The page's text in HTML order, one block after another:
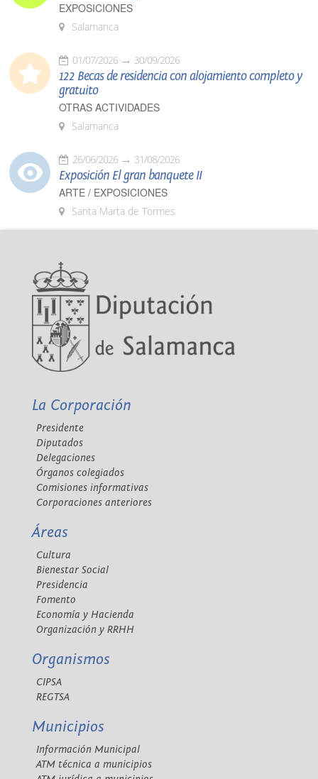
EXPOSICIONES
Salamanca
01/07/2026 30/09/2026
122 Becas de residencia con alojamiento completo y
gratuito
OTRAS ACTIVIDADES
Salamanca
26/06/2026 31/08/2026
Exposición El gran banquete II
ARTE / EXPOSICIONES
Santa Marta de Tormes
La Corporación
Presidente
Diputados
Delegaciones
Órganos colegiados
Comisiones informativas
Corporaciones anteriores
Áreas
Cultura
Bienestar Social
Presidencia
Fomento
Economía y Hacienda
Organización y RRHH
Organismos
CIPSA
REGTSA
Municipios
Información Municipal
ATM técnica a municipios